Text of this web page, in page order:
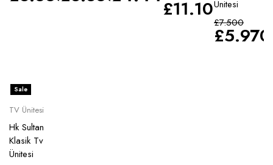
£11.100Ünitesi
£7.500
£5.970
Sale
TV Ünitesi
Hk Sultan
Klasik Tv
Ünitesi